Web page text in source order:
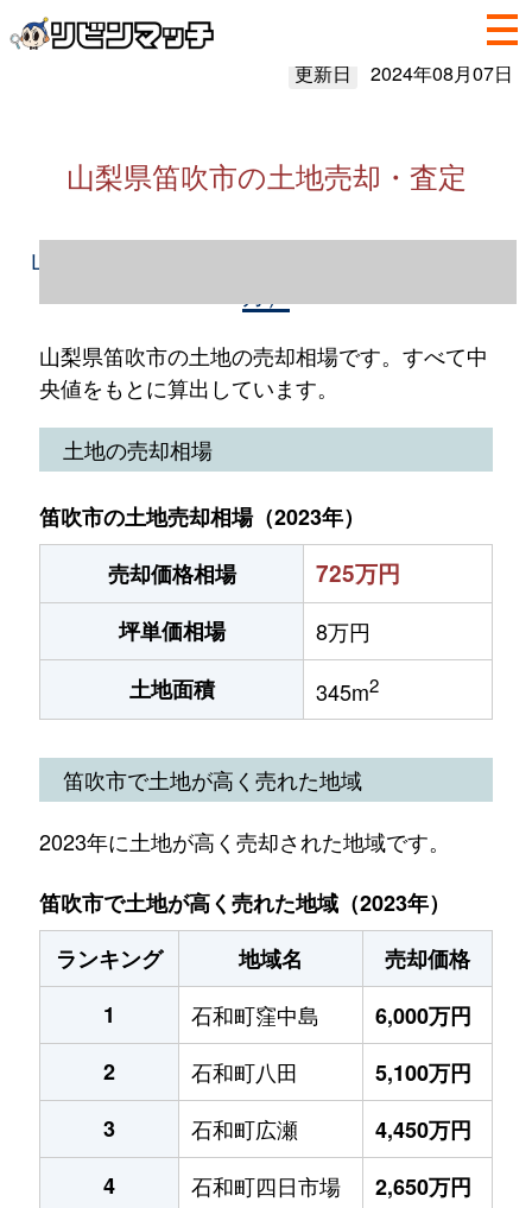
更新日 2024年08月07日
山梨県笛吹市の土地売却・査定
山梨県笛吹市の土地売却情報（2023年1～12
山梨県笛吹市の土地の売却相場です。すべて中
央値をもとに算出しています。
土地の売却相場
笛吹市の土地売却相場（2023年）
売却価格相場
725万円
坪単価相場
8万円
土地面積
345m2
笛吹市で土地が高く売れた地域
2023年に土地が高く売却された地域です。
笛吹市で土地が高く売れた地域（2023年）
ランキング
地域名
売却価格
1
石和町窪中島
6,000万円
2
石和町八田
5,100万円
3
石和町広瀬
4,450万円
4
石和町四日市場
2,650万円